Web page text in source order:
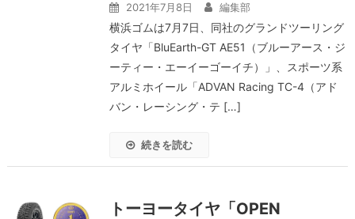
2021年7月8日 編集部
横浜ゴムは7月7日、同社のグランドツーリング
タイヤ「BluEarth-GT AE51（ブルーアース・ジ
ーティー・エーイーゴーイチ）」、スポーツ系
アルミホイール「ADVAN Racing TC-4（アド
バン・レーシング・テ […]
続きを読む
トーヨータイヤ「OPEN